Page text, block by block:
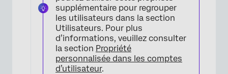
supplémentaire pour regrouper
les utilisateurs dans la section
Utilisateurs. Pour plus
d’informations, veuillez consulter
la section Propriété
personnalisée dans les comptes
d’utilisateur.